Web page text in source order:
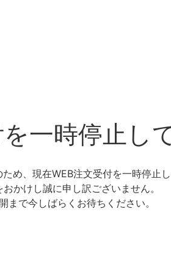
一時停止し
め、現在WEB注文受付を一時停止し
おかけし誠に申し訳ございません。
まで今しばらくお待ちください。